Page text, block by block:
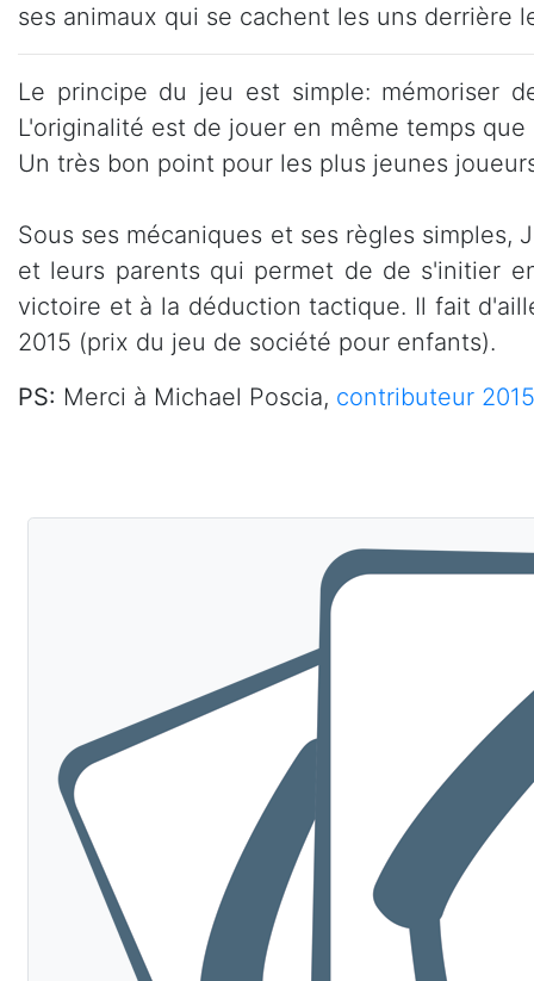
ses animaux qui se cachent les uns derrière
Le principe du jeu est simple: mémoriser
L'originalité est de jouer en même temps
Un très bon point pour les plus jeunes
Sous ses mécaniques et ses règles
et leurs parents qui permet de de s'initier
victoire et à la déduction tactique. Il fait
2015 (prix du jeu de société pour enfants).
PS: Merci à Michael Poscia, contributeur